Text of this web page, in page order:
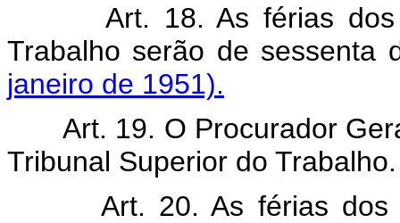
Art. 18. As férias
Trabalho serão de sessenta
janeiro de 1951).
Art. 19. O Procurador
Tribunal Superior do Trabalho.
Art. 20. As férias dos